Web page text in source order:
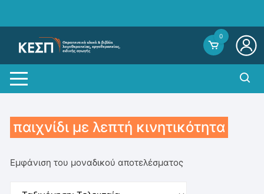
0
παιχνίδι με λεπτή κινητικότητα
Εμφάνιση του μοναδικού αποτελέσματος